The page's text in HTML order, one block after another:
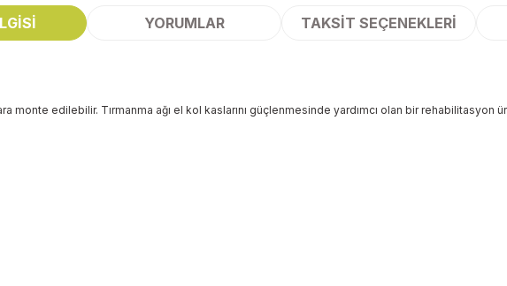
YORUMLAR TAKSIT SEÇENEKLERI
monte edilebilir. Tırmanma ağı el kol kaslarını güçlenmesinde yardımcı olan bir rehabilitasyon